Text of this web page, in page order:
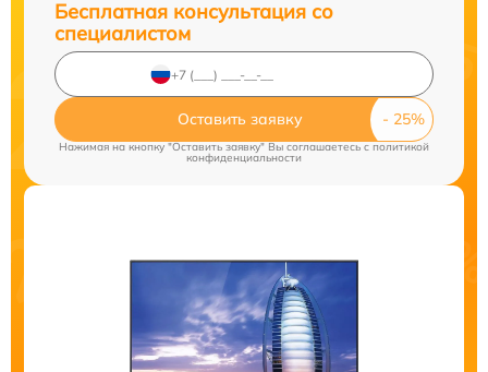
Бесплатная консультация со
специалистом
Оставить заявку
Нажимая на кнопку "Оставить заявку" Вы соглашаетесь c политикой
конфиденциальности